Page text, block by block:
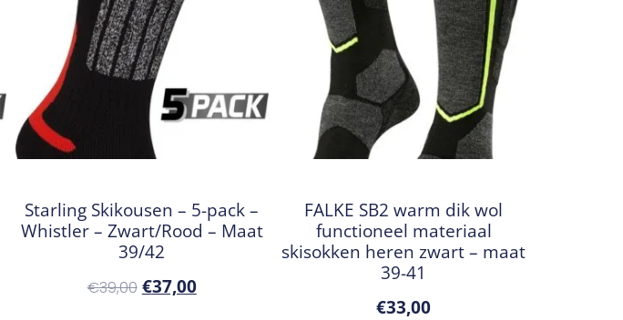
Starling Skikousen – 5-pack –
Whistler – Zwart/Rood – Maat
39/42
€39,00 €37,00
FALKE SB2 warm dik wol
functioneel materiaal
skisokken heren zwart – maat
39-41
€33,00